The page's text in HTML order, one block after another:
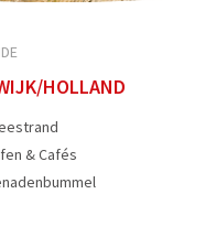
HOLLAND
& Cafés